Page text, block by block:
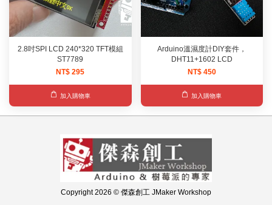
2.8吋SPI LCD 240*320 TFT模組
ST7789
NT$ 295
加入購物車
Arduino溫濕度計DIY套件，
DHT11+1602 LCD
NT$ 450
加入購物車
Copyright 2026 © 傑森創工 JMaker Workshop